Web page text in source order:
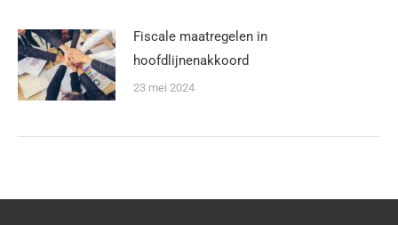
Fiscale maatregelen in
hoofdlijnenakkoord
23 mei 2024